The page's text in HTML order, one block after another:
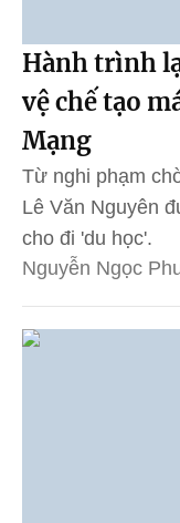
Hành trình
vệ chế tạo
Mạng
Từ nghi phạm
Lê Văn Nguyên
cho đi 'du học'.
Nguyễn Ngọc